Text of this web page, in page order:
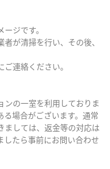
ジです。
が清掃を行い、その後、
連絡ください。
ンの一室を利用しておりま
場合がございます。通常
ましては、返金等の対応は
したら事前にお問い合わせ